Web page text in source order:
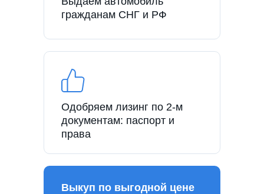
гражданам СНГ и РФ
Одобряем лизинг по 2-м
документам: паспорт и
права
Выкуп по выгодной цене